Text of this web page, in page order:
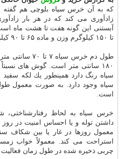
كه به آن خرس سیاه بلوچی هم
زادآوری می كند كه در هر بار
تا ۱۵۰ كیلوگرم وزن و ماده ۶۵ تا ۹۰ كیلوگرم است.
۱۸۰ سانتی متر است. گوش های
است.
خرس سیاه به لحاظ
داشتن توله و یا احساس امنیت در
معمول روزها در غار یا بین شكاف
استراحت می كند. معمولاً خواب
چربی ذخیره شده در طول زمان فعالیت